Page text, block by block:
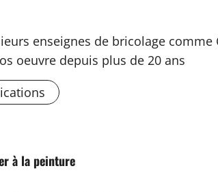
enseignes de bricolage comme
oeuvre depuis plus de 20 ans
à la peinture